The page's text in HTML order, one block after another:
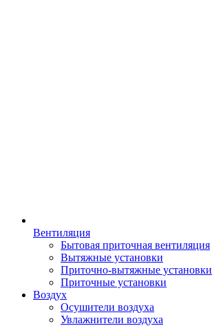
Вентиляция
Бытовая приточная вентиляция
Вытяжные установки
Приточно-вытяжные установки
Приточные установки
Воздух
Осушители воздуха
Увлажнители воздуха